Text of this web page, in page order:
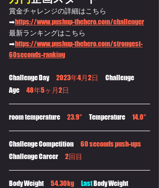
賞金チャレンジの詳細はこちら
➡https://www.pushup-thehero.com/challenger
​最新ランキングはこちら
➡https://www.pushup-thehero.com/strongest-
60seconds-ranking
Challenge Day 2023年4月2日 Challenge
Age 48年5ヶ月2日
room temperature 23.9° Temperature 14.0°
Challenge Competition 60 seconds push-ups
Challenge Career 2回目
Body Weight 54.30kg Last Body Weight